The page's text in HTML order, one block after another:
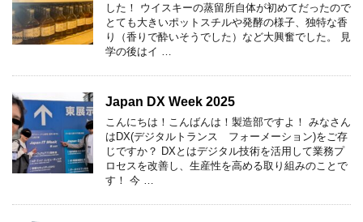
した！ ウイスキーの蒸留所自体が初めてだったので
とても大きいポットスチルや発酵の様子、独特な香
り（香りで酔いそうでした）など大興奮でした。 見
学の後はイ …
Japan DX Week 2025
こんにちは！こんばんは！製造部ですよ！ みなさん
はDX(デジタルトランス フォーメーション)をご存
じですか？ DXとはデジタル技術を活用して業務プ
ロセスを改善し、生産性を高める取り組みのことで
す！ 今 …